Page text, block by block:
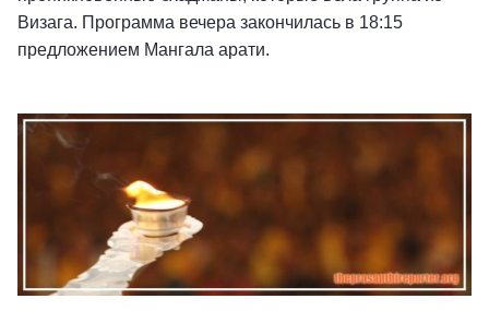
Визага. Программа вечера закончилась в 18:15
предложением Мангала арати.